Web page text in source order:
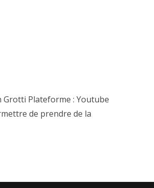
Grotti Plateforme : Youtube
de prendre de la